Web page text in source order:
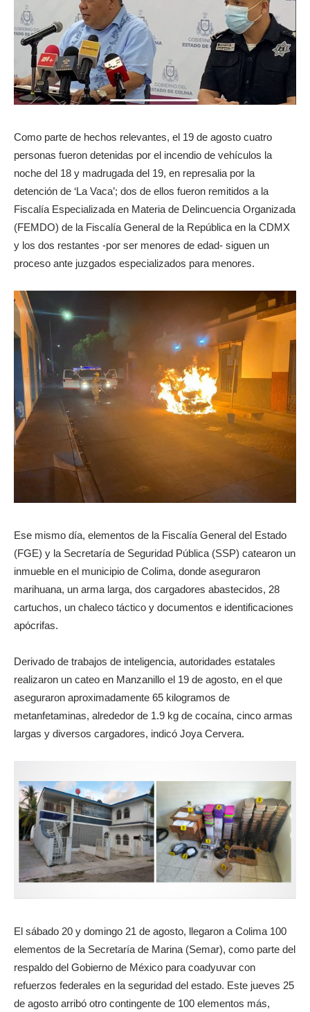
Como parte de hechos relevantes, el 19 de agosto cuatro
personas fueron detenidas por el incendio de vehículos la
noche del 18 y madrugada del 19, en represalia por la
detención de ‘La Vaca’; dos de ellos fueron remitidos a la
Fiscalía Especializada en Materia de Delincuencia Organizada
(FEMDO) de la Fiscalía General de la República en la CDMX
y los dos restantes -por ser menores de edad- siguen un
proceso ante juzgados especializados para menores.
Ese mismo día, elementos de la Fiscalía General del Estado
(FGE) y la Secretaría de Seguridad Pública (SSP) catearon un
inmueble en el municipio de Colima, donde aseguraron
marihuana, un arma larga, dos cargadores abastecidos, 28
cartuchos, un chaleco táctico y documentos e identificaciones
apócrifas.
Derivado de trabajos de inteligencia, autoridades estatales
realizaron un cateo en Manzanillo el 19 de agosto, en el que
aseguraron aproximadamente 65 kilogramos de
metanfetaminas, alrededor de 1.9 kg de cocaína, cinco armas
largas y diversos cargadores, indicó Joya Cervera.
El sábado 20 y domingo 21 de agosto, llegaron a Colima 100
elementos de la Secretaría de Marina (Semar), como parte del
respaldo del Gobierno de México para coadyuvar con
refuerzos federales en la seguridad del estado. Este jueves 25
de agosto arribó otro contingente de 100 elementos más,